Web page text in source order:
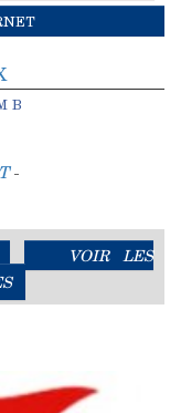
B
-
VOIR LES